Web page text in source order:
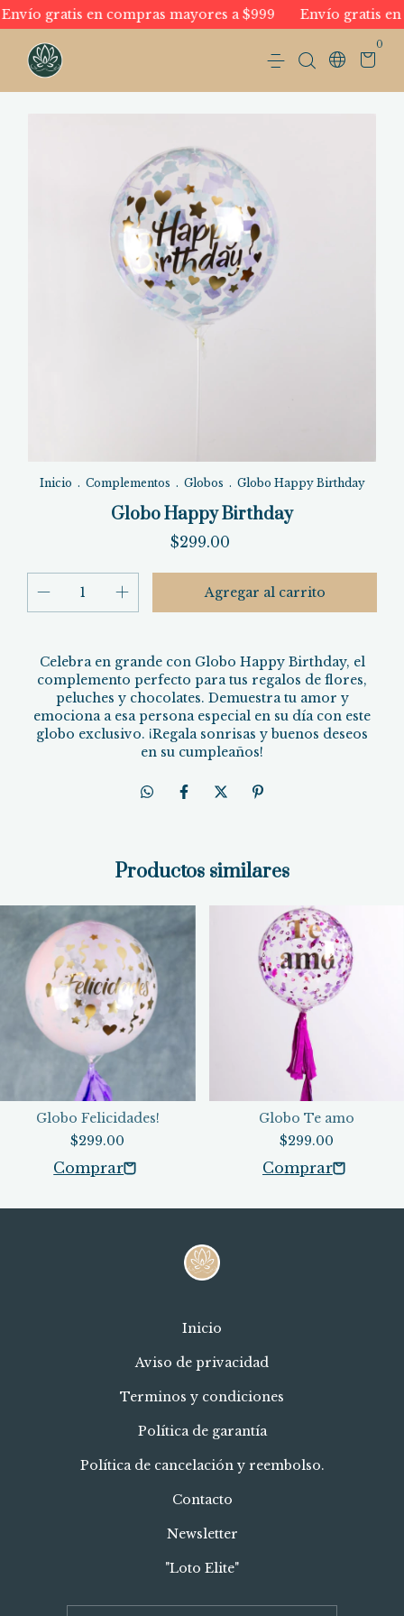
gratis en compras mayores a $999 Envío gratis en
0
Inicio . Complementos . Globos . Globo Happy Birthday
Globo Happy Birthday
$299.00
Celebra en grande con Globo Happy Birthday, el
complemento perfecto para tus regalos de flores,
peluches y chocolates. Demuestra tu amor y
emociona a esa persona especial en su día con este
globo exclusivo. ¡Regala sonrisas y buenos deseos
en su cumpleaños!
Productos similares
Globo Felicidades!
$299.00
Globo Te amo
$299.00
Inicio
Aviso de privacidad
Terminos y condiciones
Política de garantía
Política de cancelación y reembolso.
Contacto
Newsletter
"Loto Elite"